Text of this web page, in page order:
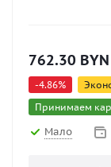
762.30 BYN
-4.86%
Принимаем
Мало